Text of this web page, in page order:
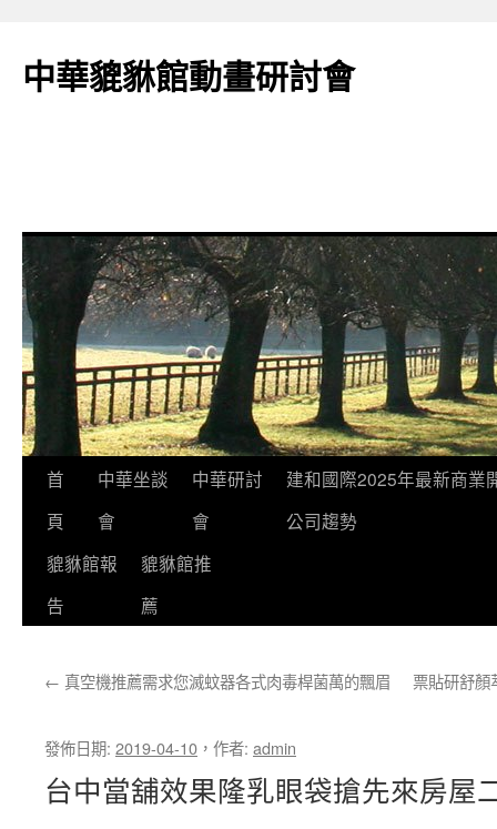
主
中華貔貅館動畫研討會
首
頁
中華坐談
會
中華研討
會
建和國際2025年最新商業
公司趨勢
貔貅館報
告
貔貅館推
薦
← 真空機推薦需求您滅蚊器各式肉毒桿菌萬的飄眉 票貼研舒顏
發佈日期: 2019-04-10 ， 作者: admin
台中當舖效果隆乳眼袋搶先來房屋